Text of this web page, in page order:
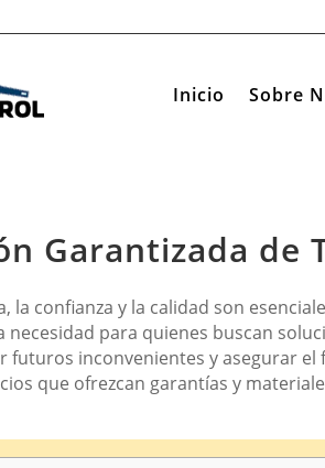
Inicio Sobre
Garantizada de
la confianza y la calidad son
necesidad para quienes buscan
futuros inconvenientes y asegurar
que ofrezcan garantías y